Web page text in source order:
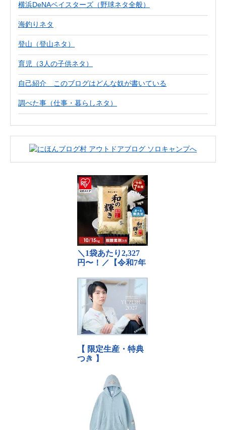
横浜DeNAベイスターズ（野球ネタ全般）
海釣りネタ
登山（登山ネタ）
育児（3人の子供ネタ）
自己紹介 このブログはどんな奴が書いている
調べた事（仕事・暮らしネタ）